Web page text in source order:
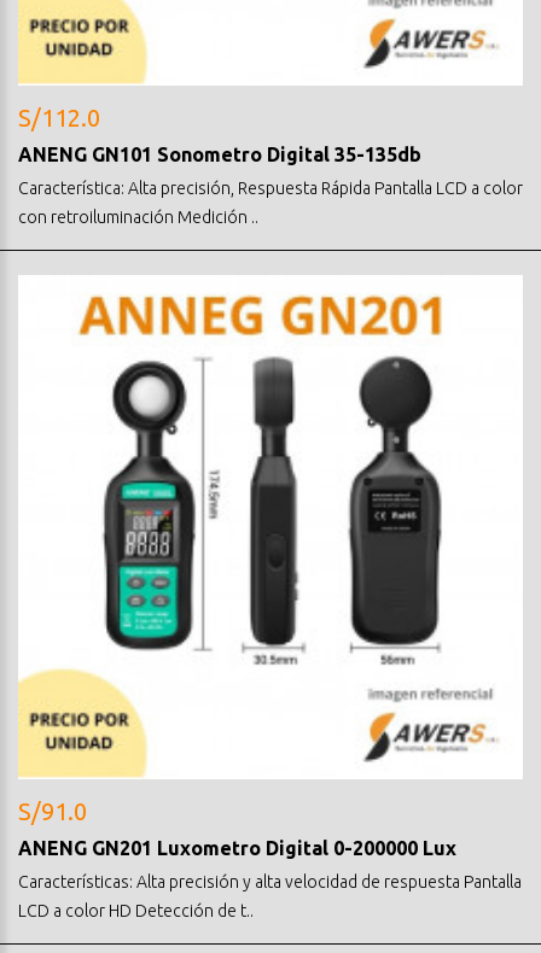
S/112.0
ANENG GN101 Sonometro Digital 35-135db
Característica: Alta precisión, Respuesta Rápida Pantalla LCD a color
con retroiluminación Medición ..
S/91.0
ANENG GN201 Luxometro Digital 0-200000 Lux
Características: Alta precisión y alta velocidad de respuesta Pantalla
LCD a color HD Detección de t..